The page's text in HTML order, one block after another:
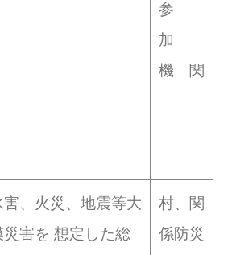
参
加
機 関
害、火災、地震等大
災害を 想定した総
村、関
係防災